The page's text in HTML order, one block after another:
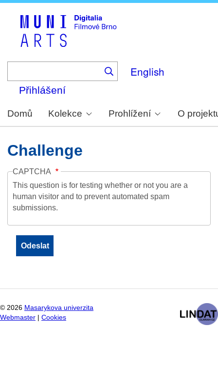
English
Přihlášení
Domů Kolekce Prohlížení O
Challenge
CAPTCHA
This question is for testing whether or not you are a
human visitor and to prevent automated spam
submissions.
© 2026 Masarykova univerzita
Webmaster
Cookies